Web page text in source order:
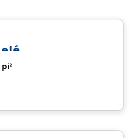
Maison